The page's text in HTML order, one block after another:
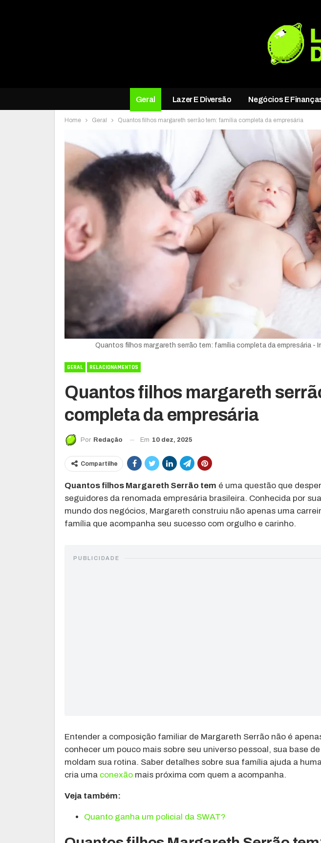
Geral Lazer E Diversão Negócios E
Home Geral Quantos filhos margareth serrão tem: família completa da empresária
Quantos filhos margareth serrão tem: família completa da empresária -
GERAL RELACIONAMENTOS
Quantos filhos margareth
completa da empresária
Por Redação Em 10 dez, 2025
Compartilhe
Quantos filhos Margareth Serrão tem é uma questão que
seguidores da renomada empresária brasileira. Conhecida por
mundo dos negócios, Margareth construiu não apenas uma
família que acompanha seu sucesso com orgulho e carinho.
PUBLICIDADE
Entender a composição familiar de Margareth Serrão não é
conhecer um pouco mais sobre seu universo pessoal, sua base
moldam sua rotina. Saber detalhes sobre sua família ajuda a
cria uma conexão mais próxima com quem a acompanha.
Veja também:
Quanto ganha um policial da SWAT?